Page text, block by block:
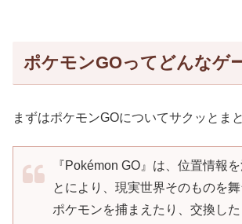
ポケモンGOってどんなゲ
まずはポケモンGOについてサクッとま
『Pokémon GO』は、位置情報
とにより、現実世界そのものを舞
ポケモンを捕まえたり、交換し